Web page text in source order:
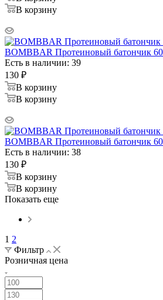
В корзину
BOMBBAR Протеиновый батончик 60
Есть в наличии: 39
130 ₽
В корзину
В корзину
BOMBBAR Протеиновый батончик 60
Есть в наличии: 38
130 ₽
В корзину
В корзину
Показать еще
1 2
Фильтр
Розничная цена